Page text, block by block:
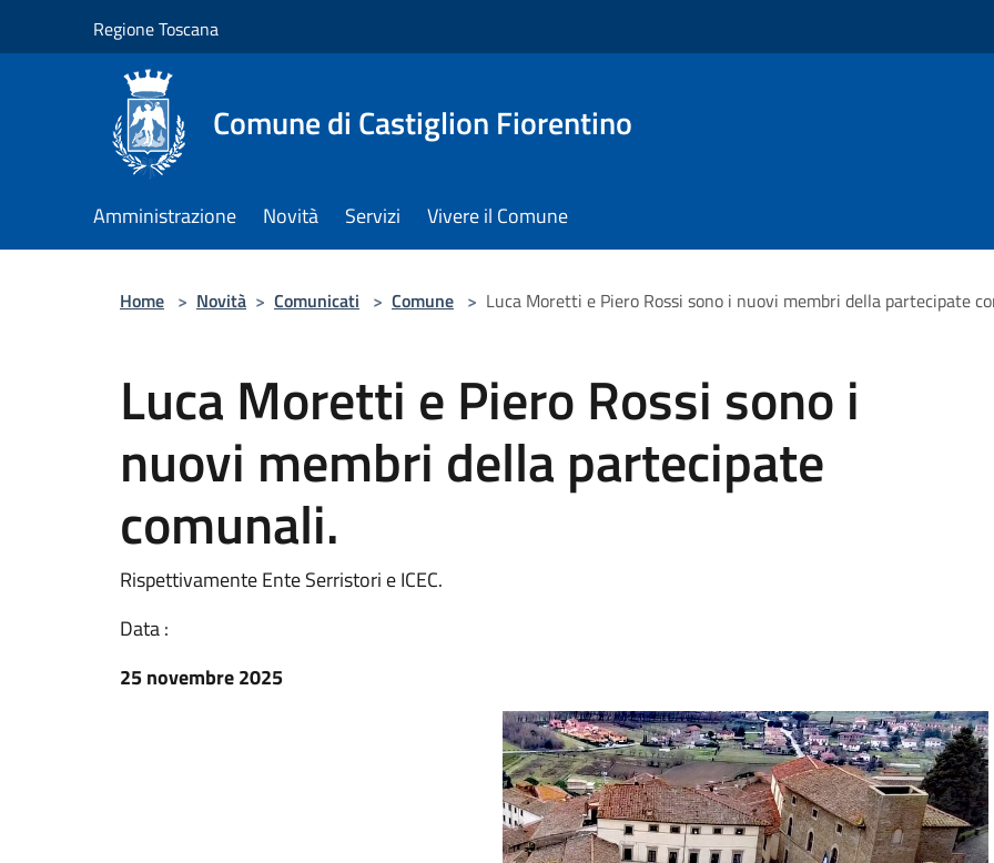
Regione Toscana
Comune di Castiglion Fiorentino
Amministrazione Novità Servizi Vivere il Comune
Home > Novità > Comunicati > Comune > Luca Moretti e Piero Rossi sono i nuovi membri della partecipate
Luca Moretti e Piero Rossi sono i
nuovi membri della partecipate
comunali.
Rispettivamente Ente Serristori e ICEC.
Data :
25 novembre 2025